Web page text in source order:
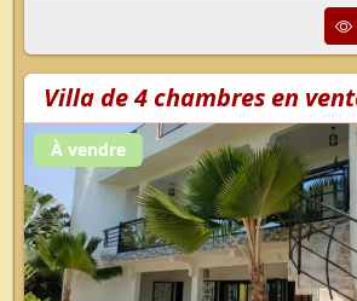
Villa de 4 chambres en
À vendre